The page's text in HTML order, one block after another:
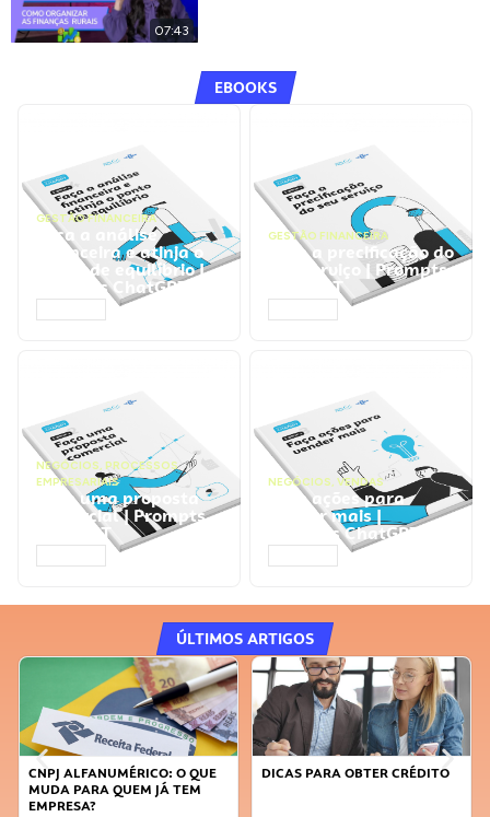
07:43
EBOOKS
GESTÃO FINANCEIRA
Faça a análise
financeira e atinja o
ponto de equilíbrio |
Prompts ChatGPT
GESTÃO FINANCEIRA
Faça a precificação do
seu serviço | Prompts
ChatGPT
NEGÓCIOS, PROCESSOS
EMPRESARIAIS
Faça uma proposta
comercial | Prompts
ChatGPT
NEGÓCIOS, VENDAS
Faça ações para
vender mais |
Prompts ChatGPT
ÚLTIMOS ARTIGOS
CNPJ ALFANUMÉRICO: O QUE
MUDA PARA QUEM JÁ TEM
EMPRESA?
DICAS PARA OBTER CRÉDITO